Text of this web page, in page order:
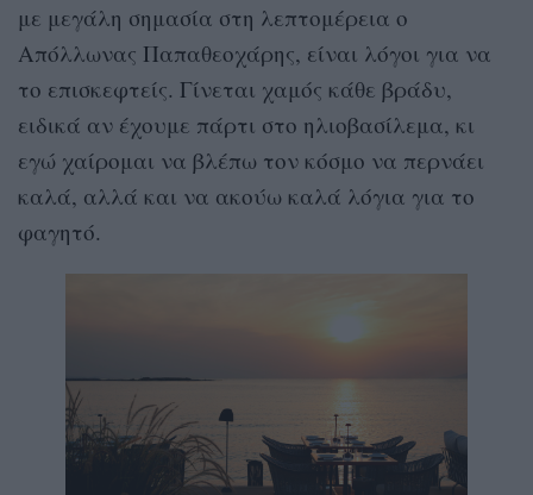
με μεγάλη σημασία στη λεπτομέρεια ο
Απόλλωνας Παπαθεοχάρης, είναι λόγοι για να
το επισκεφτείς. Γίνεται χαμός κάθε βράδυ,
ειδικά αν έχουμε πάρτι στο ηλιοβασίλεμα, κι
εγώ χαίρομαι να βλέπω τον κόσμο να περνάει
καλά, αλλά και να ακούω καλά λόγια για το
φαγητό.